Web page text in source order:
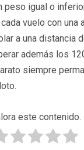
peso igual o
vuelo con una
a una distancia
además los
siempre
este contenido.